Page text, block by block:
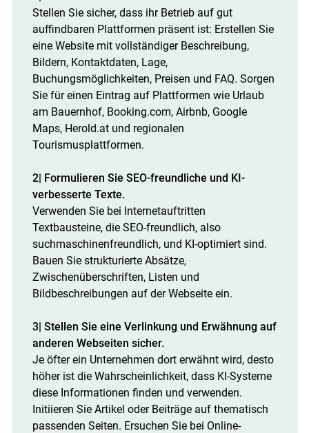
Stellen Sie sicher, dass ihr Betrieb auf gut
auffindbaren Plattformen präsent ist: Erstellen Sie
eine Website mit vollständiger Beschreibung,
Bildern, Kontaktdaten, Lage,
Buchungsmöglichkeiten, Preisen und FAQ. Sorgen
Sie für einen Eintrag auf Plattformen wie Urlaub
am Bauernhof, Booking.com, Airbnb, Google
Maps, Herold.at und regionalen
Tourismusplattformen.
2| Formulieren Sie SEO-freundliche und KI-
verbesserte Texte.
Verwenden Sie bei Internetauftritten
Textbausteine, die SEO-freundlich, also
suchmaschinenfreundlich, und KI-optimiert sind.
Bauen Sie strukturierte Absätze,
Zwischenüberschriften, Listen und
Bildbeschreibungen auf der Webseite ein.
3| Stellen Sie eine Verlinkung und Erwähnung auf
anderen Webseiten sicher.
Je öfter ein Unternehmen dort erwähnt wird, desto
höher ist die Wahrscheinlichkeit, dass KI-Systeme
diese Informationen finden und verwenden.
Initiieren Sie Artikel oder Beiträge auf thematisch
passenden Seiten. Ersuchen Sie bei Online-